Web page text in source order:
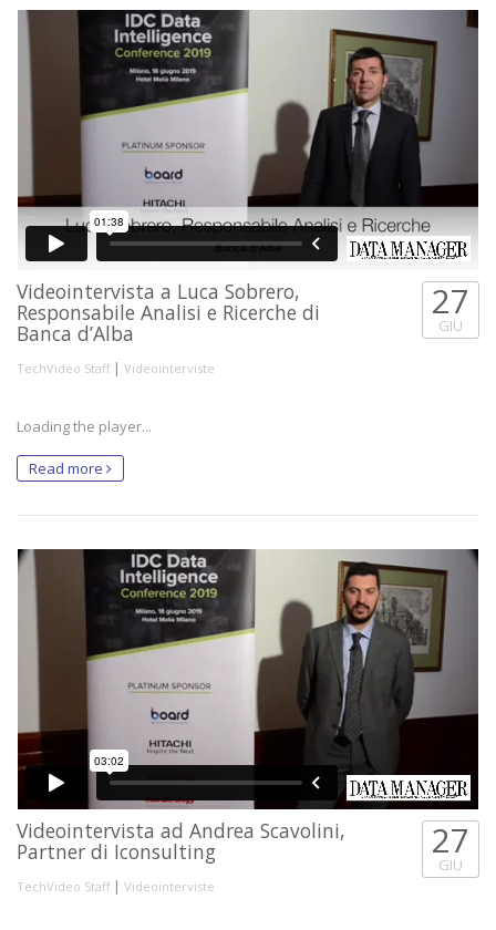
Videointervista a Luca Sobrero,
Responsabile Analisi e Ricerche di
Banca d’Alba
TechVideo Staff | Videointerviste
27
GIU
Loading the player...
Read more
Videointervista ad Andrea Scavolini,
Partner di Iconsulting
TechVideo Staff | Videointerviste
27
GIU